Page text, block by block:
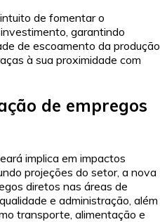
de fomentar o
garantindo
de escoamento da produção
à sua proximidade com
de empregos
implica em impactos
projeções do setor, a nova
diretos nas áreas de
e administração, além
transporte, alimentação e